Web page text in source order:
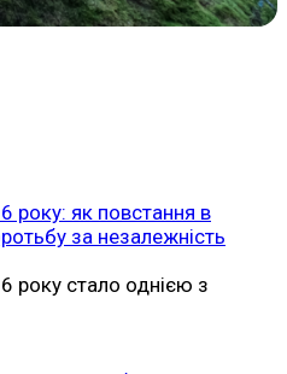
року: як повстання в
за незалежність
року стало однією з